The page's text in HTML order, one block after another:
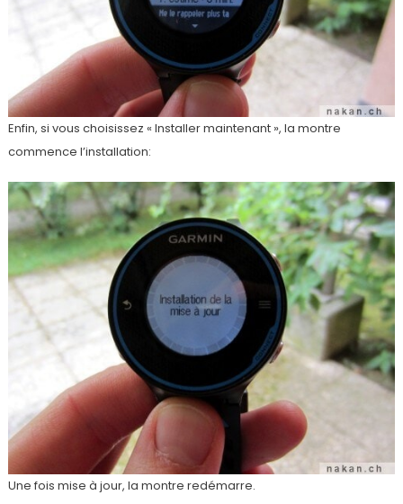
Enfin, si vous choisissez « Installer maintenant », la montre
commence l’installation:
Une fois mise à jour, la montre redémarre.